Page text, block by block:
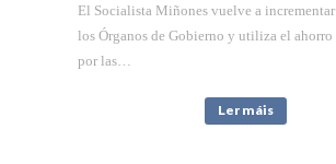
El Socialista Miñones vuelve a incrementar
los Órganos de Gobierno y utiliza el ahorro
por las…
Ler máis